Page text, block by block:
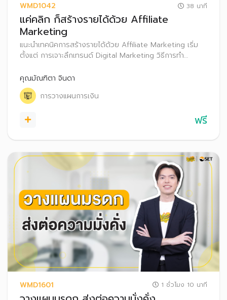
WMD1042 38 นาที
แค่คลิก ก็สร้างรายได้ด้วย Affiliate
Marketing
แนะนำเทคนิคการสร้างรายได้ด้วย Affiliate Marketing เริ่ม
ตั้งแต่ การเจาะลึกเทรนด์ Digital Marketing วิธีการทำ
ทำ Affiliate Marketing อย่างไรให้ประสบความสำเร็จ รวมถึง
เทคนิคการสร้าง Passive Income
คุณมัณฑิตา จินดา
การวางแผนการเงิน
ฟรี
WMD1601 1 ชั่วโมง 10 นาที